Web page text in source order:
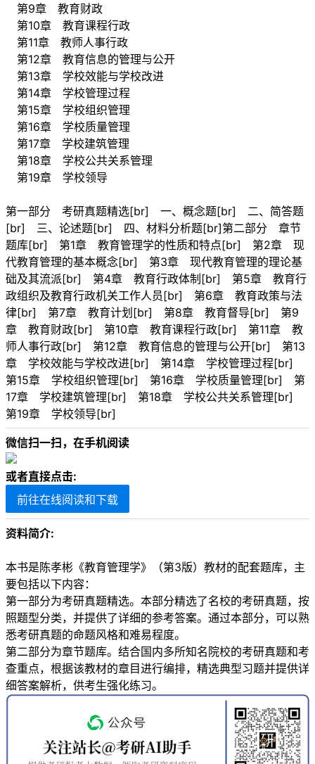
第9章 教育财政
第10章 教育课程行政
第11章 教师人事行政
第12章 教育信息的管理与公开
第13章 学校效能与学校改进
第14章 学校管理过程
第15章 学校组织管理
第16章 学校质量管理
第17章 学校建筑管理
第18章 学校公共关系管理
第19章 学校领导
第一部分 考研真题精选[br] 一、概念题[br] 二、简答题
[br] 三、论述题[br] 四、材料分析题[br]第二部分 章节
题库[br] 第1章 教育管理学的性质和特点[br] 第2章 现
代教育管理的基本概念[br] 第3章 现代教育管理的理论基
础及其流派[br] 第4章 教育行政体制[br] 第5章 教育行
政组织及教育行政机关工作人员[br] 第6章 教育政策与法
律[br] 第7章 教育计划[br] 第8章 教育督导[br] 第9
章 教育财政[br] 第10章 教育课程行政[br] 第11章 教
师人事行政[br] 第12章 教育信息的管理与公开[br] 第13
章 学校效能与学校改进[br] 第14章 学校管理过程[br]
第15章 学校组织管理[br] 第16章 学校质量管理[br] 第
17章 学校建筑管理[br] 第18章 学校公共关系管理[br]
第19章 学校领导[br]
微信扫一扫，在手机阅读
或者直接点击:
前往在线阅读和下载
资料简介:
本书是陈孝彬《教育管理学》（第3版）教材的配套题库，主
要包括以下内容：
第一部分为考研真题精选。本部分精选了名校的考研真题，按
照题型分类，并提供了详细的参考答案。通过本部分，可以熟
悉考研真题的命题风格和难易程度。
第二部分为章节题库。结合国内多所知名院校的考研真题和考
查重点，根据该教材的章目进行编排，精选典型习题并提供详
细答案解析，供考生强化练习。